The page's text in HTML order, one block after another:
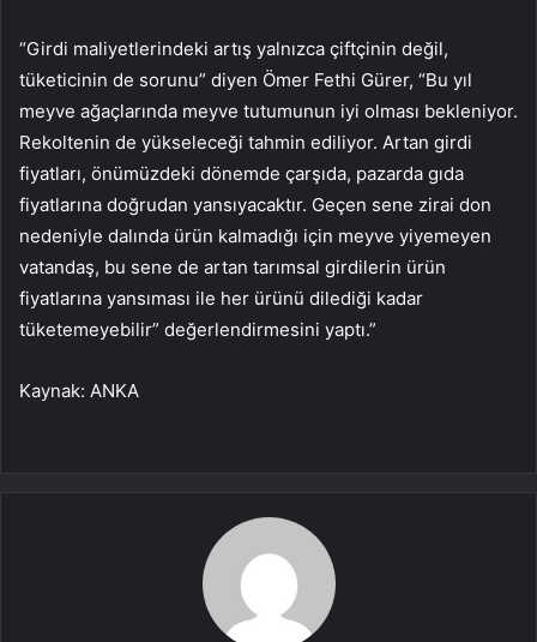
“Girdi maliyetlerindeki artış yalnızca çiftçinin değil,
tüketicinin de sorunu” diyen Ömer Fethi Gürer, “Bu yıl
meyve ağaçlarında meyve tutumunun iyi olması bekleniyor.
Rekoltenin de yükseleceği tahmin ediliyor. Artan girdi
fiyatları, önümüzdeki dönemde çarşıda, pazarda gıda
fiyatlarına doğrudan yansıyacaktır. Geçen sene zirai don
nedeniyle dalında ürün kalmadığı için meyve yiyemeyen
vatandaş, bu sene de artan tarımsal girdilerin ürün
fiyatlarına yansıması ile her ürünü dilediği kadar
tüketemeyebilir” değerlendirmesini yaptı.”
Kaynak: ANKA